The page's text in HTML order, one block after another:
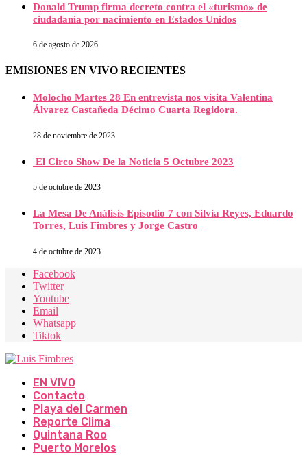
Donald Trump firma decreto contra el «turismo» de
ciudadanía por nacimiento en Estados Unidos
6 de agosto de 2026
EMISIONES EN VIVO RECIENTES
Molocho Martes 28 En entrevista nos visita Valentina
Álvarez Castañeda Décimo Cuarta Regidora.
28 de noviembre de 2023
El Circo Show De la Noticia 5 Octubre 2023
5 de octubre de 2023
La Mesa De Análisis Episodio 7 con Silvia Reyes, Eduardo
Torres, Luis Fimbres y Jorge Castro
4 de octubre de 2023
Facebook
Twitter
Youtube
Email
Whatsapp
Tiktok
EN VIVO
Contacto
Playa del Carmen
Reporte Clima
Quintana Roo
Puerto Morelos